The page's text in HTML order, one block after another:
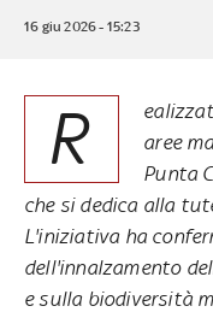
16 giu 2026 - 15:23
R
aree
Punta
che si dedica alla
L'iniziativa ha
dell'innalzamento
e sulla biodiversità